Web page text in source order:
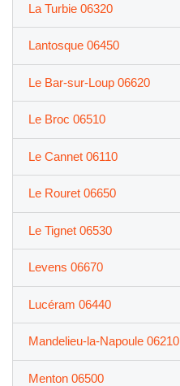
La Turbie 06320
Lantosque 06450
Le Bar-sur-Loup 06620
Le Broc 06510
Le Cannet 06110
Le Rouret 06650
Le Tignet 06530
Levens 06670
Lucéram 06440
Mandelieu-la-Napoule 06210
Menton 06500